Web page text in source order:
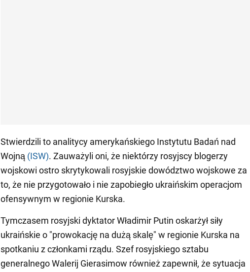
Stwierdzili to analitycy amerykańskiego Instytutu Badań nad
Wojną (ISW). Zauważyli oni, że niektórzy rosyjscy blogerzy
wojskowi ostro skrytykowali rosyjskie dowództwo wojskowe za
to, że nie przygotowało i nie zapobiegło ukraińskim operacjom
ofensywnym w regionie Kurska.
Tymczasem rosyjski dyktator Władimir Putin oskarżył siły
ukraińskie o "prowokację na dużą skalę" w regionie Kurska na
spotkaniu z członkami rządu. Szef rosyjskiego sztabu
generalnego Walerij Gierasimow również zapewnił, że sytuacja